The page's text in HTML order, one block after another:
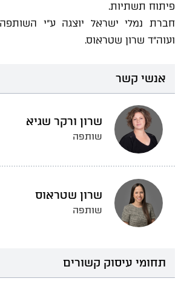
פיתוח תשתיות.
חברת נמלי ישראל יוצגה ע"י
ועוה"ד שרון שטראוס.
אנשי קשר
שרון ורקר שגיא
שותפה
שרון שטראוס
שותפה
תחומי עיסוק קשורים